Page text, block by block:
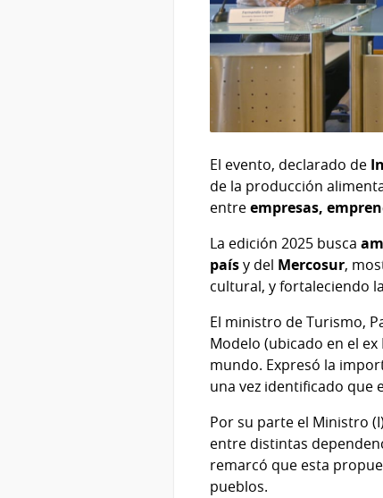
El evento, declarado de
de la producción
entreempresas,
La edición 2025 busca
paísy del Mercosur,
cultural, y fortaleciendo
El ministro de Turismo,
Modelo (ubicado en el
mundo. Expresó la
una vez identificado que
Por su parte el Ministro
entre distintas
remarcó que esta
pueblos.